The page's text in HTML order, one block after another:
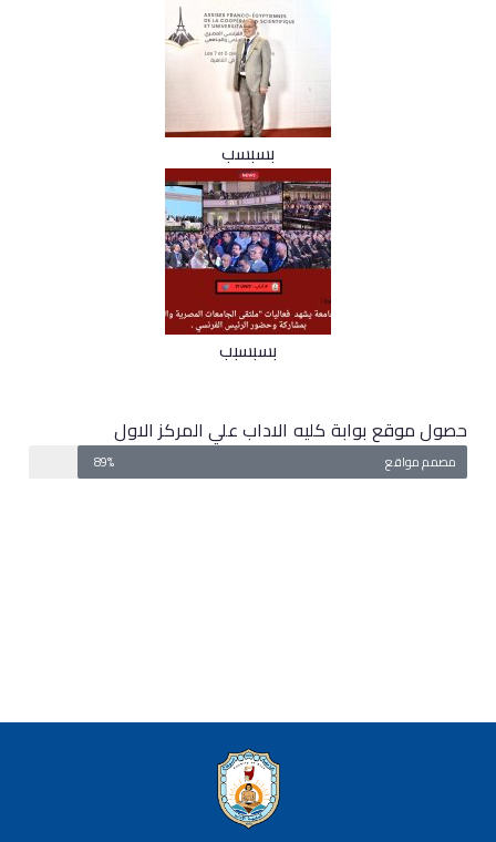
بسبسب
بسبسبب
حصول موقع بوابة كليه الاداب علي المركز الاول
مصمم مواقع 89%